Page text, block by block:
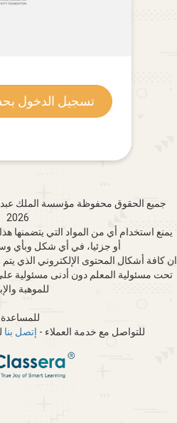
تسجيل الدخول
جميع الحقوق محفوظة مؤسسة الملك
2026
يمنع استخدام أي من المواد التي يتضمنها هذا
أو جزئيا، في أي شكل وبأي
ان كافة أشكال المحتوى الإلكتروني الذي
تحت مسئولية المعلم دون أدنى مسئولية
للموهبة
للمساعدة
للتواصل مع خدمة العملاء - إتصل بنا